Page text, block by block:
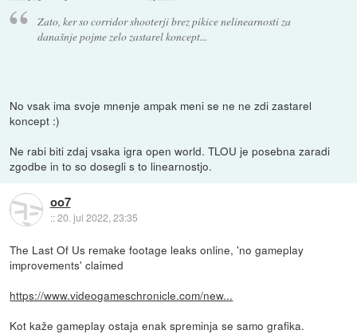
Zato, ker so corridor shooterji brez pikice nelinearnosti za
današnje pojme zelo zastarel koncept...
No vsak ima svoje mnenje ampak meni se ne ne zdi zastarel
koncept :)
Ne rabi biti zdaj vsaka igra open world. TLOU je posebna zaradi
zgodbe in to so dosegli s to linearnostjo.
oo7
::20. jul 2022, 23:35
The Last Of Us remake footage leaks online, 'no gameplay
improvements' claimed
https://www.videogameschronicle.com/new...
Kot kaže gameplay ostaja enak spreminja se samo grafika.